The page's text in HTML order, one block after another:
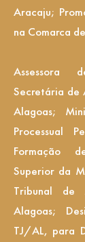
Aracaju;
na Comarca
Assessora
Secretária de
Alagoas;
Processual
Formação
Superior da
Tribunal de
Alagoas;
TJ/AL, para